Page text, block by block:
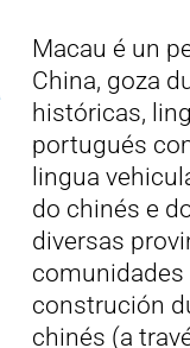
Macau é un
China, goza
históricas,
portugués
lingua
do chinés e
diversas
construción
chinés (a